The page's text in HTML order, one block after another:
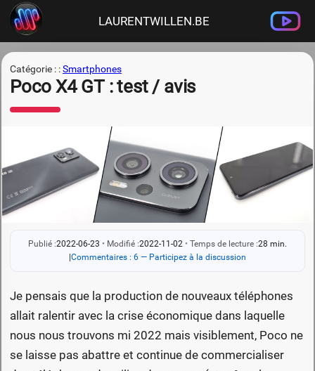
LAURENTWILLEN.BE
Catégorie : :Smartphones
Poco X4 GT : test / avis
Publié :2022-06-23 • Modifié :2022-11-02 • Temps de lecture :28 min.
Commentaires : 6 — Participez à la discussion
Je pensais que la production de nouveaux téléphones
allait ralentir avec la crise économique dans laquelle
nous nous trouvons mi 2022 mais visiblement, Poco ne
se laisse pas abattre et continue de commercialiser